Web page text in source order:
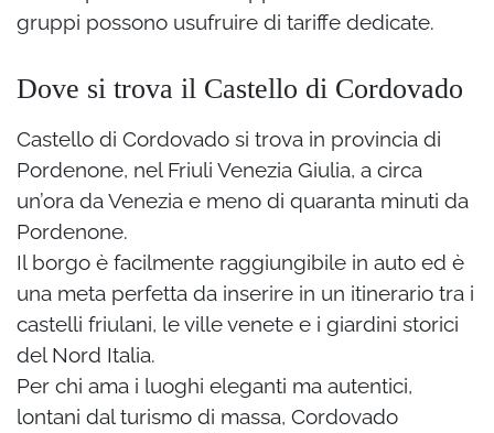
gruppi possono usufruire di tariffe dedicate.
Dove si trova il Castello di Cordovado
Castello di Cordovado si trova in provincia di
Pordenone, nel Friuli Venezia Giulia, a circa
un’ora da Venezia e meno di quaranta minuti da
Pordenone.
Il borgo è facilmente raggiungibile in auto ed è
una meta perfetta da inserire in un itinerario tra i
castelli friulani, le ville venete e i giardini storici
del Nord Italia.
Per chi ama i luoghi eleganti ma autentici,
lontani dal turismo di massa, Cordovado